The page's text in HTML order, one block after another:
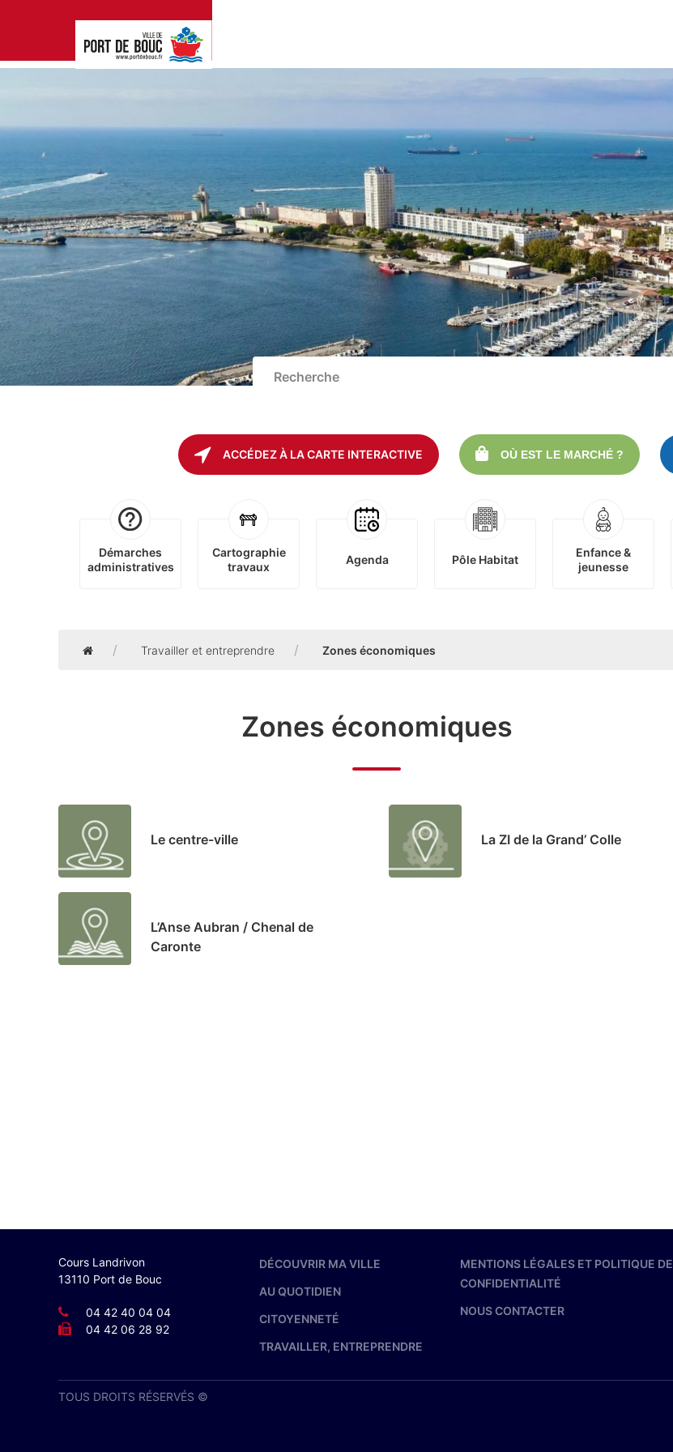
ACCÉDEZ À LA CARTE INTERACTIVE OÙ EST LE MARCHÉ ?
Démarches
administratives
Cartographie
travaux
Agenda Pôle Habitat
Enfance &
jeunesse
Accueil Travailler et entreprendre Zones économiques
Zones économiques
Le centre-ville
L’Anse Aubran / Chenal de
Caronte
La ZI de la Grand’ Colle
Cours Landrivon
13110 Port de Bouc
04 42 40 04 04
04 42 06 28 92
DÉCOUVRIR MA VILLE
AU QUOTIDIEN
CITOYENNETÉ
TRAVAILLER, ENTREPRENDRE
MENTIONS LÉGALES ET POLITIQUE DE
CONFIDENTIALITÉ
NOUS CONTACTER
TOUS DROITS RÉSERVÉS ©